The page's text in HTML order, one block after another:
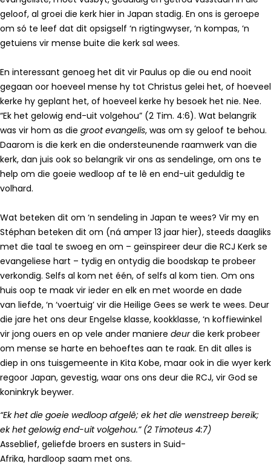
geloof, al groei die kerk hier in Japan stadig. En ons is geroepe
om só te leef dat dit opsigself ‘n rigtingwyser, ‘n kompas, ‘n
getuiens vir mense buite die kerk sal wees.
En interessant genoeg het dit vir Paulus op die ou end nooit
gegaan oor hoeveel mense hy tot Christus gelei het, of hoeveel
kerke hy geplant het, of hoeveel kerke hy besoek het nie. Nee.
“Ek het gelowig end-uit volgehou” (2 Tim. 4:6). Wat belangrik
was vir hom as die groot evangelis, was om sy geloof te behou.
Daarom is die kerk en die ondersteunende raamwerk van die
kerk, dan juis ook so belangrik vir ons as sendelinge, om ons te
help om die goeie wedloop af te lê en end-uit geduldig te
volhard.
Wat beteken dit om ‘n sendeling in Japan te wees? Vir my en
Stéphan beteken dit om (ná amper 13 jaar hier), steeds daagliks
met die taal te swoeg en om – geïnspireer deur die RCJ Kerk se
evangeliese hart – tydig en ontydig die boodskap te probeer
verkondig. Selfs al kom net één, of selfs al kom tien. Om ons
huis oop te maak vir ieder en elk en met woorde en dade
van liefde, ‘n ‘voertuig’ vir die Heilige Gees se werk te wees. Deur
die jare het ons deur Engelse klasse, kookklasse, ‘n koffiewinkel
vir jong ouers en op vele ander maniere deurdie kerk probeer
om mense se harte en behoeftes aan te raak. En dit alles is
diep in ons tuisgemeente in Kita Kobe, maar ook in die wyer kerk
regoor Japan, gevestig, waar ons ons deur die RCJ, vir God se
koninkryk beywer.
“Ek het die goeie wedloop afgelê; ek het die wenstreep bereik;
ek het gelowig end-uit volgehou.” (2 Timoteus 4:7)
Asseblief, geliefde broers en susters in Suid-
Afrika, hardloop saam met ons.